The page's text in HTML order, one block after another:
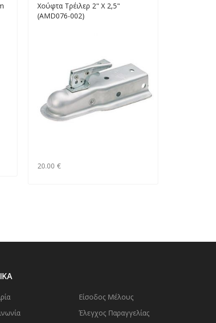
Χούφτα Τρέιλερ 2" X 2,5"
(AMD076-002)
20.00 €
Είσοδος Μέλους
Έλεγχος Παραγγελίας